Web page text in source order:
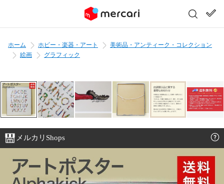
ホーム ホビー・楽器・アート
美術品・アンティーク・コレクション
絵画
グラフィック
メルカリShops